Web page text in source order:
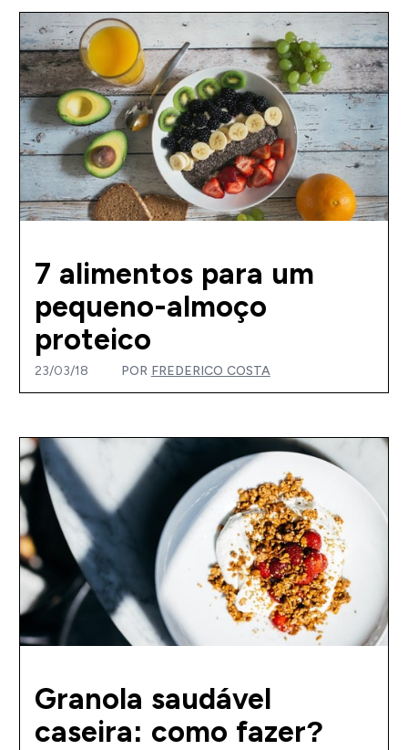
7 alimentos para um
pequeno-almoço
proteico
23/03/18 POR FREDERICO COSTA
Granola saudável
caseira: como fazer?